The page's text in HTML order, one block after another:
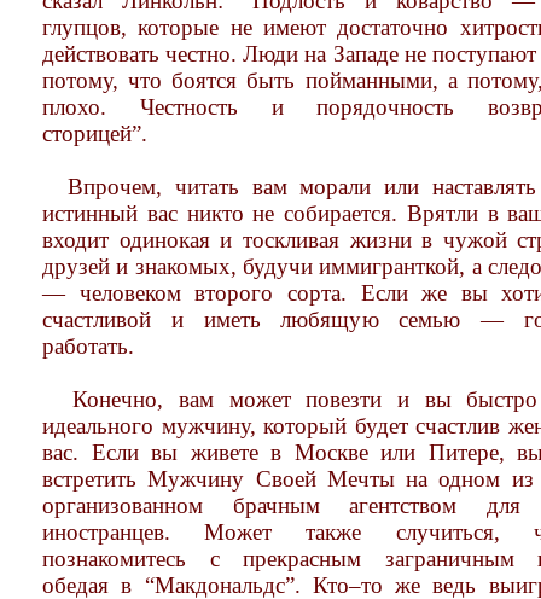
глупцов, которые не имеют достаточно
действовать честно. Люди на Западе не
потому, что боятся быть пойманными, а
плохо. Честность и порядочность
сторицей”.
Впрочем, читать вам морали или
истинный вас никто не собирается. Врятли в
входит одинокая и тоскливая жизни в чужой
друзей и знакомых, будучи иммигранткой, а
— человеком второго сорта. Если же вы
счастливой и иметь любящую семью —
работать.
Конечно, вам может повезти и вы быстро
идеального мужчину, который будет счастлив
вас. Если вы живете в Москве или Питере,
встретить Мужчину Своей Мечты на одном из
организованном брачным агентством для
иностранцев. Может также
познакомитесь с прекрасным заграничным
обедая в “Макдональдс”. Кто–то же ведь